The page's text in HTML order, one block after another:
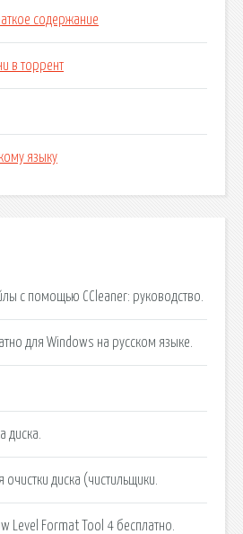
содержание
в торрент
языку
с помощью CCleaner: руководство.
для Windows на русском языке.
диска.
диска (чистильщики.
Level Format Tool 4 бесплатно.